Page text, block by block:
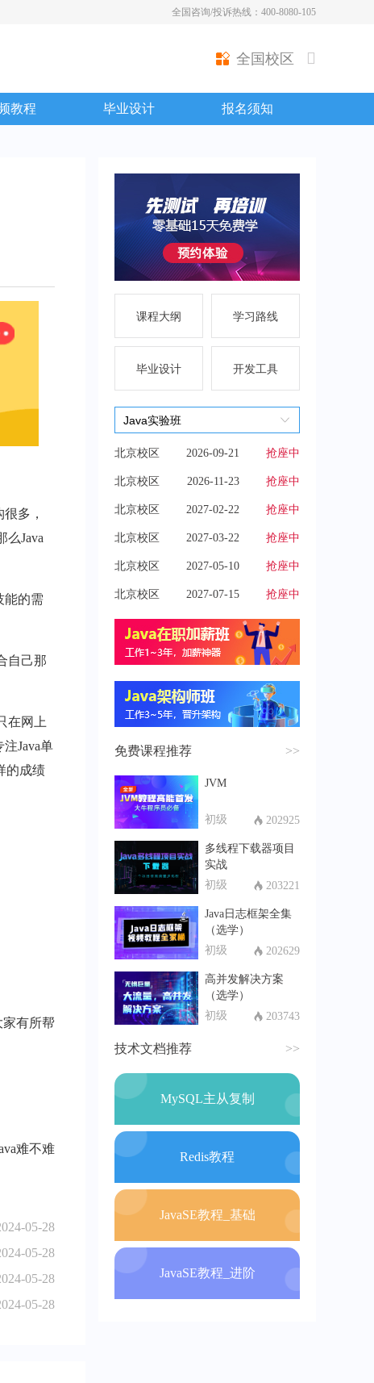
全国咨询/投诉热线：400-8080-105
全国校区
教程 毕业设计 报名须知
多，
么Java
能的需
自己那
在网上
Java单
的成绩
家有所帮
难不难
05-28
05-28
05-28
05-28
课程大纲 学习路线
毕业设计 开发工具
北京校区 2026-09-21 抢座中
北京校区 2026-11-23 抢座中
北京校区 2027-02-22 抢座中
北京校区 2027-03-22 抢座中
北京校区 2027-05-10 抢座中
北京校区 2027-07-15 抢座中
免费课程推荐 >>
JVM
初级 202925
多线程下载器项目
实战
初级
203221
Java日志框架全集
（选学）
初级
202629
高并发解决方案
（选学）
初级
203743
技术文档推荐 >>
MySQL主从复制
Redis教程
JavaSE教程_基础
JavaSE教程_进阶